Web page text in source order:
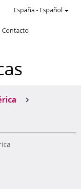
Contacto
España- Español